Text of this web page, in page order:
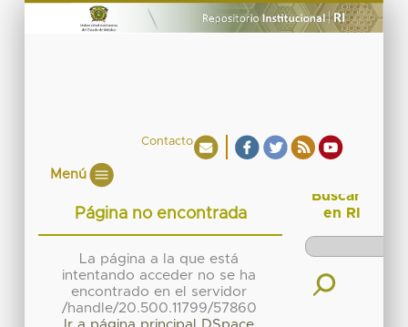
Contacto
Menú
Página no encontrada
La página a la que está
intentando acceder no se ha
encontrado en el servidor
/handle/20.500.11799/57860
Buscar
en RI